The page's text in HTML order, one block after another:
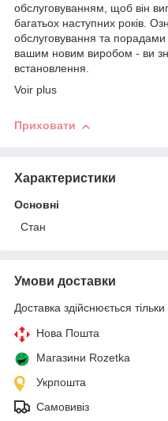
обслуговуванням, щоб він
багатьох наступних років.
обслуговування та
вашим новим виробом - ви
встановлення.
Voir plus
Приховати
Характеристики
Основні
Стан
Умови доставки
Доставка здійснюється
Нова Пошта
Магазини Rozetka
Укрпошта
Самовивіз